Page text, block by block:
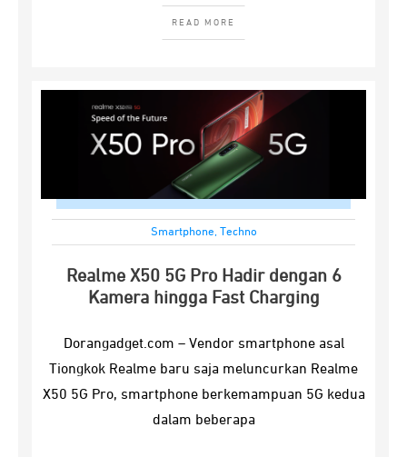
READ MORE
Smartphone, Techno
Realme X50 5G Pro Hadir dengan 6
Kamera hingga Fast Charging
Dorangadget.com – Vendor smartphone asal
Tiongkok Realme baru saja meluncurkan Realme
X50 5G Pro, smartphone berkemampuan 5G kedua
dalam beberapa